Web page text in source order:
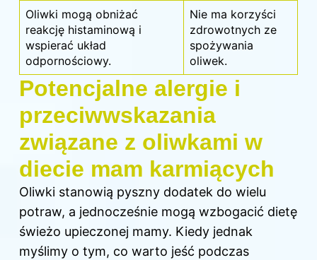
Oliwki mogą obniżać
reakcję histaminową i
wspierać układ
odpornościowy.
Nie ma korzyści
zdrowotnych ze
spożywania
oliwek.
Potencjalne alergie i
przeciwwskazania
związane z oliwkami w
diecie mam karmiących
Oliwki stanowią pyszny dodatek do wielu
potraw, a jednocześnie mogą wzbogacić dietę
świeżo upieczonej mamy. Kiedy jednak
myślimy o tym, co warto jeść podczas